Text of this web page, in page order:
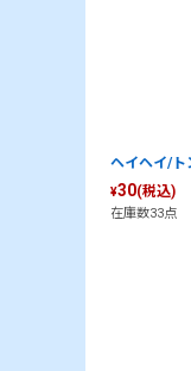
ヘイヘイ/ト
¥30(税込)
在庫数33点